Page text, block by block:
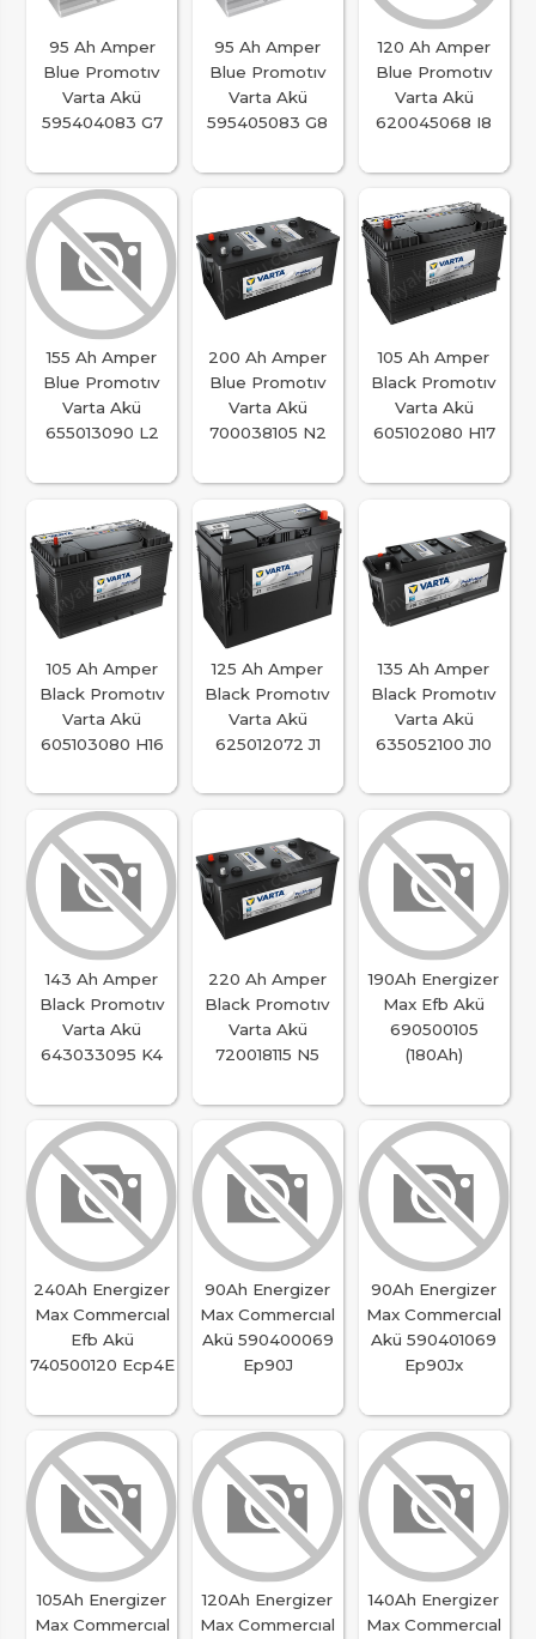
95 Ah Amper
Blue Promotıv
Varta Akü
595404083 G7
95 Ah Amper
Blue Promotıv
Varta Akü
595405083 G8
120 Ah Amper
Blue Promotıv
Varta Akü
620045068 I8
155 Ah Amper
Blue Promotıv
Varta Akü
655013090 L2
200 Ah Amper
Blue Promotıv
Varta Akü
700038105 N2
105 Ah Amper
Black Promotıv
Varta Akü
605102080 H17
105 Ah Amper
Black Promotıv
Varta Akü
605103080 H16
125 Ah Amper
Black Promotıv
Varta Akü
625012072 J1
135 Ah Amper
Black Promotıv
Varta Akü
635052100 J10
143 Ah Amper
Black Promotıv
Varta Akü
643033095 K4
220 Ah Amper
Black Promotıv
Varta Akü
720018115 N5
190Ah Energizer
Max Efb Akü
690500105
(180Ah)
240Ah Energizer
Max Commercıal
Efb Akü
740500120 Ecp4E
90Ah Energizer
Max Commercıal
Akü 590400069
Ep90J
90Ah Energizer
Max Commercıal
Akü 590401069
Ep90Jx
105Ah Energizer
Max Commercıal
120Ah Energizer
Max Commercıal
140Ah Energizer
Max Commercıal